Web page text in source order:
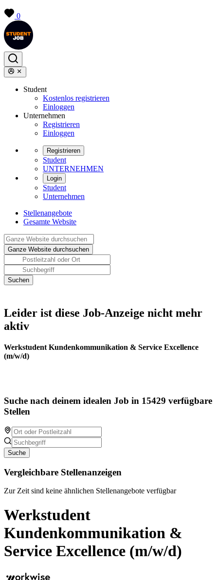
0
Student
Kostenlos registrieren
Einloggen
Unternehmen
Registrieren
Einloggen
Registrieren
Student
UNTERNEHMEN
Login
Student
Unternehmen
Stellenangebote
Gesamte Website
Leider ist diese Job-Anzeige nicht mehr
aktiv
Werkstudent Kundenkommunikation & Service Excellence
(m/w/d)
Suche nach deinem idealen Job in 15429 verfügbare
Stellen
Suche
Vergleichbare Stellenanzeigen
Zur Zeit sind keine ähnlichen Stellenangebote verfügbar
Werkstudent
Kundenkommunikation &
Service Excellence (m/w/d)